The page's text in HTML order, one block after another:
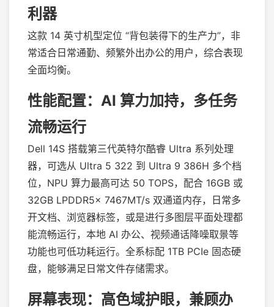
利器
这款 14 英寸机型定位 “背包装得下的生产力”，非
常适合日常通勤、频繁外出办公的用户，综合表现
全面均衡。
性能配置：AI 算力加持，多任务
流畅运行
Dell 14S 搭载第三代英特尔酷睿 Ultra 系列处理
器，可选从 Ultra 5 322 到 Ultra 9 386H 多个档
位，NPU 算力最高可达 50 TOPS，配合 16GB 或
32GB LPDDR5x 7467MT/s 双通道内存，日常多
开文档、浏览器标签，或是进行多图层平面处理都
能流畅运行，本地 AI 办公、视频通话降噪取景等
功能也可低功耗运行。全系标配 1TB PCIe 固态硬
盘，能够满足日常文件存储需求。
屏幕表现：高色域护眼，兼顾办